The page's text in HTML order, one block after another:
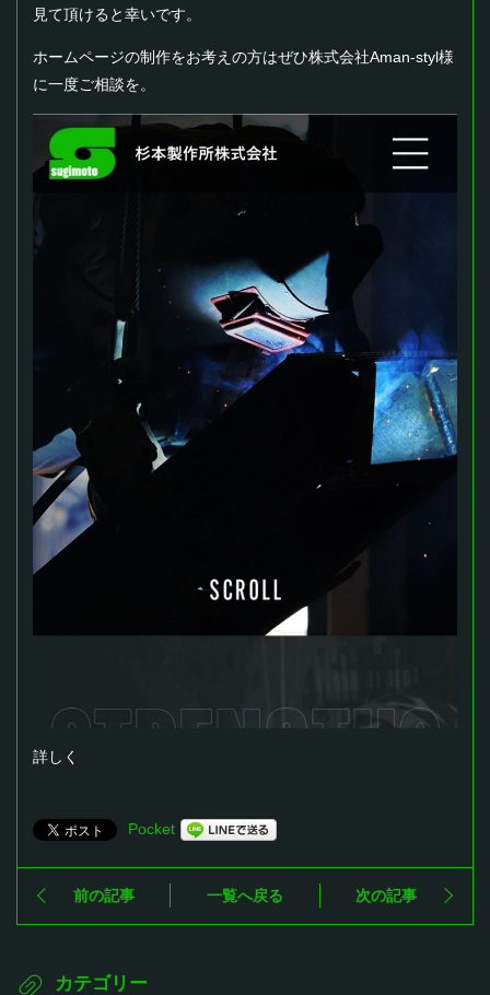
見て頂けると幸いです。
ホームページの制作をお考えの方はぜひ株式会社Aman-styl様
に一度ご相談を。
詳しく
Pocket
前の記事 一覧へ戻る 次の記事
カテゴリー